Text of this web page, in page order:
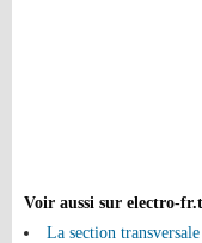
Voir aussi sur electro-
La section